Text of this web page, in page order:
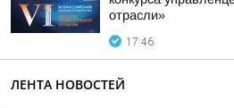
отрасли»
17:46
ЛЕНТА НОВОСТЕЙ